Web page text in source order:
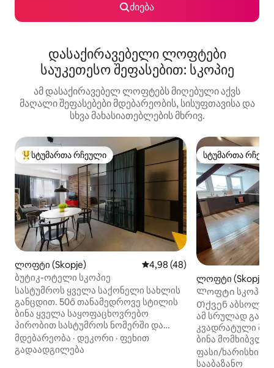
ძიება
დასაქირავებელი ლოფტები
საუკეთესო შეფასებით: სკოპიე
ამ დასაქირავებელ ლოფტებს მიღებული აქვს
მაღალი შეფასებები მდებარეობის, სისუფთავისა და
სხვა მახასიათებლების მხრივ.
სტუმართა რჩეული მოწინავე ვარიანტი
სტუმართა რჩეული
ლოფტი (Skopje) საშუალო შეფასებაა 5‑დან
4,98 (48)
ბუტიკ-ოტელი სკოპიე
სასტუმროს ყველა საქონელი სახლის
განცდით. 50ő თანამედროვე სტილის
ბინა ყველა საყოფაცხოვრებო
პირობით სასტუმროს ნომერში და
გაცილებით მეტი სული და სივრცე. თუ
კერძების მომზადება გიყვართ,
მდებარეობა · დეკორი · ფეხით
გადაადგილება
სტუმართა
სტუმართა
ლოფტი (Skopje)
Ლოფტი სკოპიეს
და უფასო
Თქვენ
ამ სრულად
კვადრატული
ბინა
ადგილას და
სულ რაღაც 10
ფასი/ხარისხი
სააბაზანო